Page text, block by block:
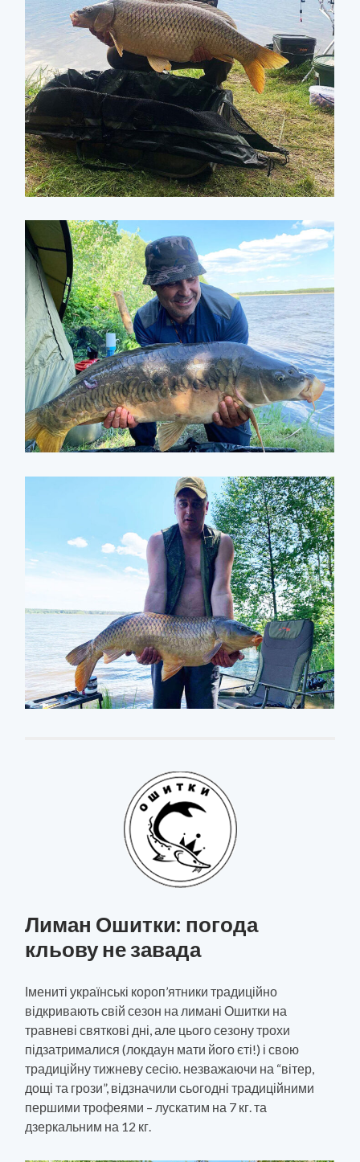
Лиман Ошитки: погода
кльову не завада
Імениті українські короп’ятники традиційно
відкривають свій сезон на лимані Ошитки на
травневі святкові дні, але цього сезону трохи
підзатрималися (локдаун мати його єті!) і свою
традиційну тижневу сесію. незважаючи на “вітер,
дощі та грози”, відзначили сьогодні традиційними
першими трофеями – лускатим на 7 кг. та
дзеркальним на 12 кг.